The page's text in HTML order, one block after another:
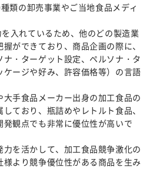
類の卸売事業やご当地食品メディ
入れているため、他のどの製造業
ができており、商品企画の際に、
・ターゲット設定、ペルソナ・タ
ージや好み、許容価格等）の言語
手食品メーカー出身の加工食品の
ており、瓶詰めやレトルト食品、
発観点でも非常に優位性が高いで
を活かして、加工食品競争激化の
より競争優位性がある商品を生み